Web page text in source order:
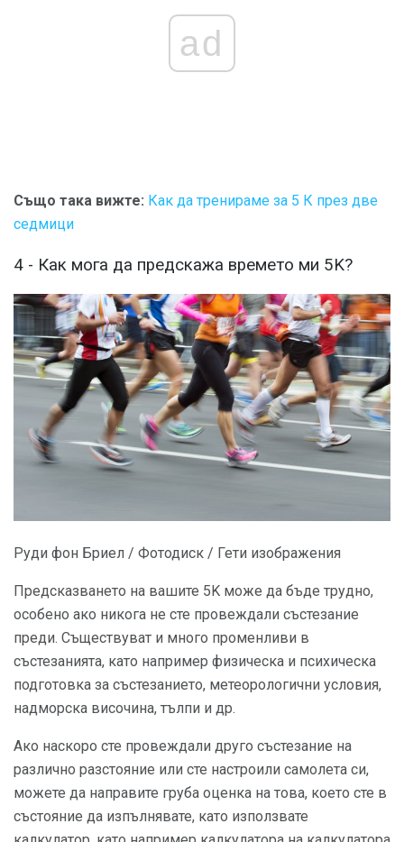
ad
Също така вижте: Как да тренираме за 5 К през две
седмици
4 - Как мога да предскажа времето ми 5K?
Руди фон Бриел / Фотодиск / Гети изображения
Предсказването на вашите 5K може да бъде трудно,
особено ако никога не сте провеждали състезание
преди. Съществуват и много променливи в
състезанията, като например физическа и психическа
подготовка за състезанието, метеорологични условия,
надморска височина, тълпи и др.
Ако наскоро сте провеждали друго състезание на
различно разстояние или сте настроили самолета си,
можете да направите груба оценка на това, което сте в
състояние да изпълнявате, като използвате